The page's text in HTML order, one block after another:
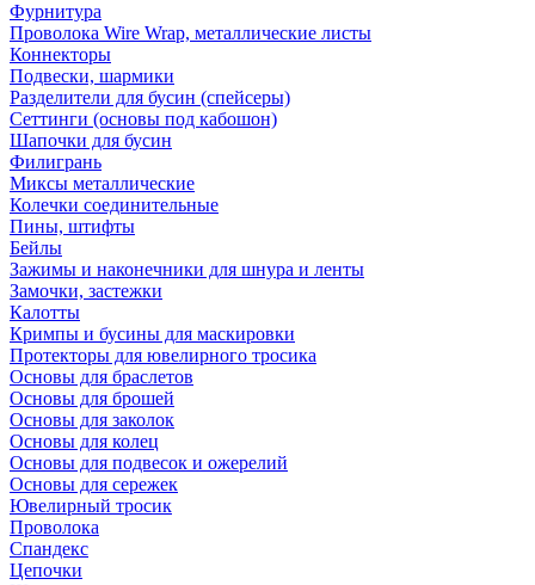
Фурнитура
Проволока Wire Wrap, металлические листы
Коннекторы
Подвески, шармики
Разделители для бусин (спейсеры)
Сеттинги (основы под кабошон)
Шапочки для бусин
Филигрань
Миксы металлические
Колечки соединительные
Пины, штифты
Бейлы
Зажимы и наконечники для шнура и ленты
Замочки, застежки
Калотты
Кримпы и бусины для маскировки
Протекторы для ювелирного тросика
Основы для браслетов
Основы для брошей
Основы для заколок
Основы для колец
Основы для подвесок и ожерелий
Основы для сережек
Ювелирный тросик
Проволока
Спандекс
Цепочки